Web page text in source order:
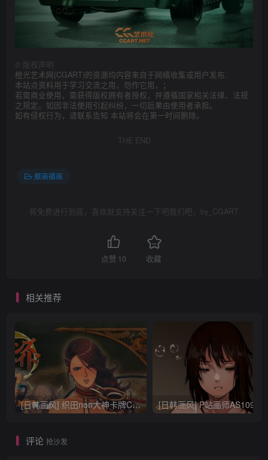
版权声明
橙光艺术网(CGART)的资源均内容来自于网络收集或用户发布.
本站点资料用于学习交流之用，勿作它用，；
若需商业使用，需获得版权拥有者授权，并遵循国家相关法律、法规
之规定。如因非法使用引起纠纷，一切后果由使用者承担。
如有侵权行为，请联系告知 本站将会在第一时间删除。
THE END
原画插画
将免费进行到底，喜欢就支持关注一下吧我们吧，by_CGART
点赞 10 收藏
相关推荐
[日韩画风] 织田non大神卡牌CG插画设计画集256P 161M_CG原画资源
评论 抢沙发